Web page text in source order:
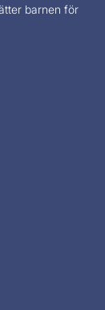
barnen för